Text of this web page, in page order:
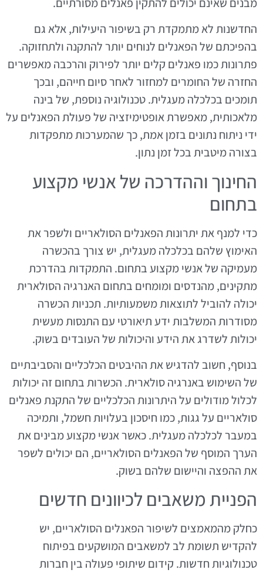
החדשנות לא מתמקדת רק בשיפור היעילות, אלא גם
בהפיכתם של הפאנלים לנוחים יותר להתקנה ולתחזוקה.
פתרונות כמו פאנלים קלים יותר לפירוק והרכבה מאפשרים
החזרה של החומרים למחזור לאחר סיום חייהם, ובכך
תומכים בכלכלה מעגלית. טכנולוגיה נוספת, של בינה
מלאכותית, מאפשרת אופטימיזציה של פעולת הפאנלים על
ידי ניתוח נתונים בזמן אמת, כך שהמערכות מתפקדות
בצורה מיטבית בכל זמן נתון.
החינוך וההדרכה של אנשי מקצוע
בתחום
כדי למנף את יתרונות הפאנלים הסולאריים ולשפר את
האימוץ שלהם בכלכלה מעגלית, יש צורך בהכשרה
מעמיקה של אנשי מקצוע בתחום. התמקדות בהדרכת
מתקינים, מהנדסים ומומחים בתחום האנרגיה הסולארית
יכולה להוביל לתוצאות משמעותיות. תכניות הכשרה
מסודרות המשלבות ידע תיאורטי עם התנסות מעשית
יכולות לשדרג את הידע והיכולות של העובדים בשוק.
בנוסף, חשוב להדגיש את ההיבטים הכלכליים והסביבתיים
של השימוש באנרגיה סולארית. הכשרות בתחום זה יכולות
לכלול מודולים על היתרונות הכלכליים של התקנת פאנלים
סולאריים על גגות, כמו חיסכון בעלויות חשמל, ותמיכה
במעבר לכלכלה מעגלית. כאשר אנשי מקצוע מבינים את
הערך המוסף של הפאנלים הסולאריים, הם יכולים לשפר
את ההפצה והיישום שלהם בשוק.
הפניית משאבים לכיוונים חדשים
כחלק מהמאמצים לשיפור הפאנלים הסולאריים, יש
להקדיש תשומת לב למשאבים המושקעים בפיתוח
טכנולוגיות חדשות. קידום שיתופי פעולה בין חברות